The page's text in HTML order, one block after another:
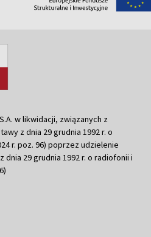
w likwidacji, związanych z
z dnia 29 grudnia 1992 r. o
r. poz. 96) poprzez udzielenie
29 grudnia 1992 r. o radiofonii i